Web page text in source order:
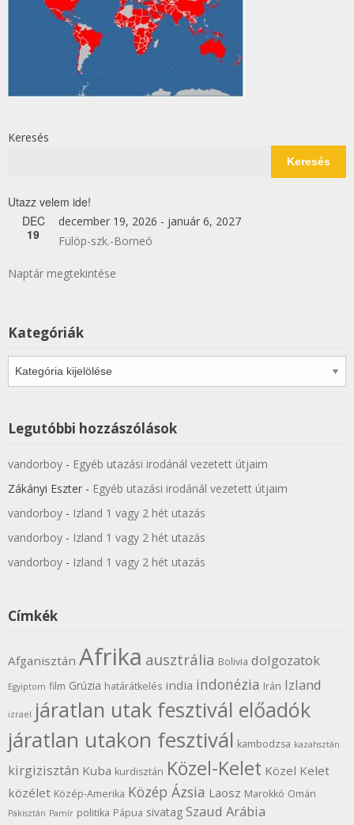
Keresés
Keresés
Utazz velem ide!
DEC
19
december 19, 2026 - január 6, 2027
Fülöp-szk.-Borneó
Naptár megtekintése
Kategóriák
Kategóriák
Legutóbbi hozzászólások
vandorboy - Egyéb utazási irodánál vezetett útjaim
Zákányi Eszter - Egyéb utazási irodánál vezetett útjaim
vandorboy - Izland 1 vagy 2 hét utazás
vandorboy - Izland 1 vagy 2 hét utazás
vandorboy - Izland 1 vagy 2 hét utazás
Címkék
Afganisztán Afrika ausztrália Bolivia dolgozatok
Egyiptom film Grúzia határátkelés india indonézia Irán Izland
izrael járatlan utak fesztivál előadók
járatlan utakon fesztivál kambodzsa kazahsztán
kirgizisztán Kuba kurdisztán Közel-Kelet Közel Kelet
közélet Közép-Amerika Közép Ázsia Laosz Marokkó Omán
Pakisztán Pamír politika Pápua sivatag Szaud Arábia